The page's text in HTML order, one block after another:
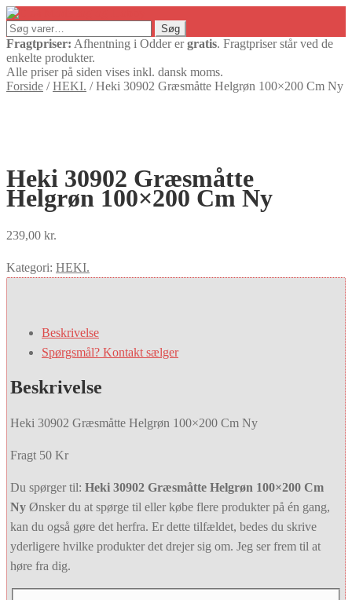
Søg
efter:
Søg
Fragtpriser: Afhentning i Odder ergratis. Fragtpriser står ved de
enkelte produkter.
Alle priser på siden vises inkl. dansk moms.
Forside /HEKI. /Heki 30902 Græsmåtte Helgrøn 100×200 Cm Ny
Heki 30902 Græsmåtte
Helgrøn 100×200 Cm Ny
239,00 kr.
Kategori: HEKI.
Beskrivelse
Spørgsmål? Kontakt sælger
Beskrivelse
Heki 30902 Græsmåtte Helgrøn 100×200 Cm Ny
Fragt 50 Kr
Du spørger til: Heki 30902 Græsmåtte Helgrøn 100×200 Cm
Ny Ønsker du at spørge til eller købe flere produkter på én gang,
kan du også gøre det herfra. Er dette tilfældet, bedes du skrive
yderligere hvilke produkter det drejer sig om. Jeg ser frem til at
høre fra dig.